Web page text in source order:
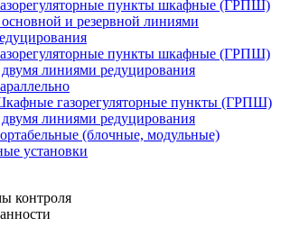
пункты шкафные (ГРПШ)
основной и резервной линиями
пункты шкафные (ГРПШ)
двумя линиями редуцирования
газорегуляторные пункты (ГРПШ)
линиями редуцирования
(блочные, модульные)
установки
контроля